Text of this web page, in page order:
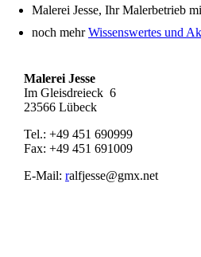
Malerei Jesse, Ihr Malerbetrieb
noch mehrWissenswertes und
Malerei Jesse
Im Gleisdreieck 6
23566 Lübeck
Tel.: +49 451 690999
Fax: +49 451 691009
E-Mail: ralfjesse@gmx.net